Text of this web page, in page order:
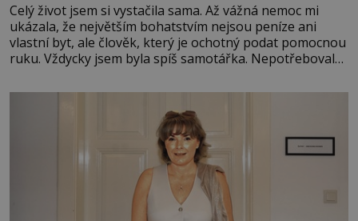
Celý život jsem si vystačila sama. Až vážná nemoc mi
ukázala, že největším bohatstvím nejsou peníze ani
vlastní byt, ale člověk, který je ochotný podat pomocnou
ruku. Vždycky jsem byla spíš samotářka. Nepotřebovala
mi knihy, práce a hlavně klid. Hned po studiích jsem